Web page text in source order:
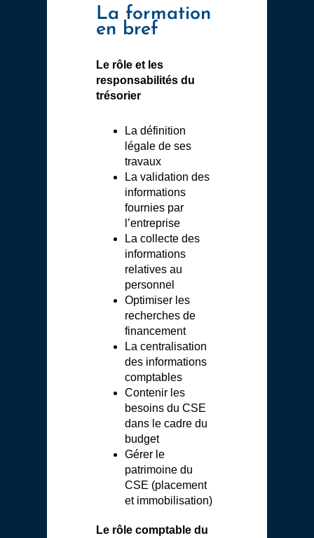
La formation
en bref
Le rôle et les
responsabilités du
trésorier
La définition
légale de ses
travaux
La validation des
informations
fournies par
l’entreprise
La collecte des
informations
relatives au
personnel
Optimiser les
recherches de
financement
La centralisation
des informations
comptables
Contenir les
besoins du CSE
dans le cadre du
budget
Gérer le
patrimoine du
CSE (placement
et immobilisation)
Le rôle comptable du